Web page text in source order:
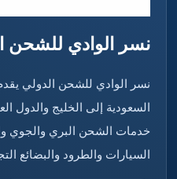
نسر الوادي للشحن
نسر الوادي للشحن الدولي
السعودية إلى الخليج والدول
خدمات الشحن البري والجوي
السيارات والطرود والبضائع